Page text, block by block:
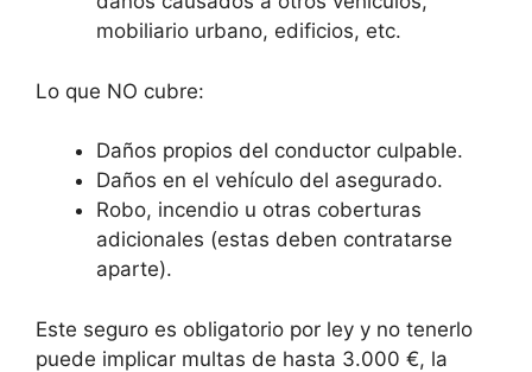
mobiliario urbano, edificios, etc.
Lo que NO cubre:
Daños propios del conductor culpable.
Daños en el vehículo del asegurado.
Robo, incendio u otras coberturas
adicionales (estas deben contratarse
aparte).
Este seguro es obligatorio por ley y no tenerlo
puede implicar multas de hasta 3.000 €, la